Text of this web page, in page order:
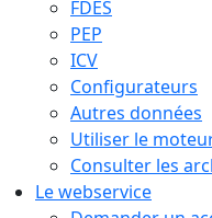
FDES
PEP
ICV
Configurateurs
Autres données
Utiliser le
Consulter les
Le webservice